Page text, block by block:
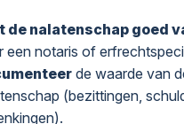
de nalatenschap goed
een notaris of
de waarde van
(bezittingen,